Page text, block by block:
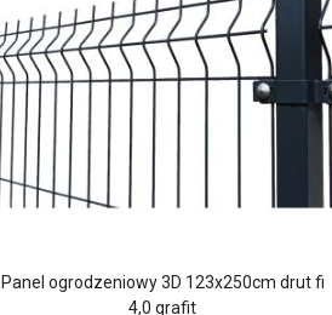
Panel ogrodzeniowy 3D 123x250cm drut fi
4,0 grafit